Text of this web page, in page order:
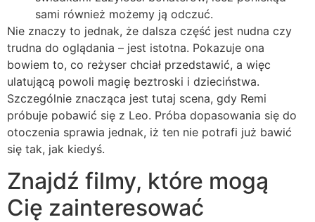
sami również możemy ją odczuć.
Nie znaczy to jednak, że dalsza część jest nudna czy
trudna do oglądania – jest istotna. Pokazuje ona
bowiem to, co reżyser chciał przedstawić, a więc
ulatującą powoli magię beztroski i dzieciństwa.
Szczególnie znacząca jest tutaj scena, gdy Remi
próbuje pobawić się z Leo. Próba dopasowania się do
otoczenia sprawia jednak, iż ten nie potrafi już bawić
się tak, jak kiedyś.
Znajdź filmy, które mogą
Cię zainteresować